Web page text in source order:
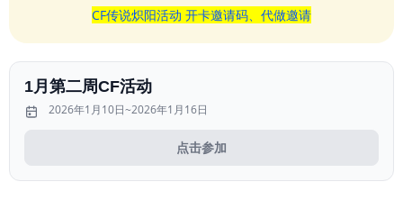
CF传说炽阳活动 开卡邀请码、代做邀请
1月第二周CF活动
2026年1月10日~2026年1月16日
点击参加